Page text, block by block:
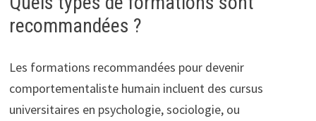
recommandées ?
Les formations recommandées pour devenir
comportementaliste humain incluent des cursus
universitaires en psychologie, sociologie, ou